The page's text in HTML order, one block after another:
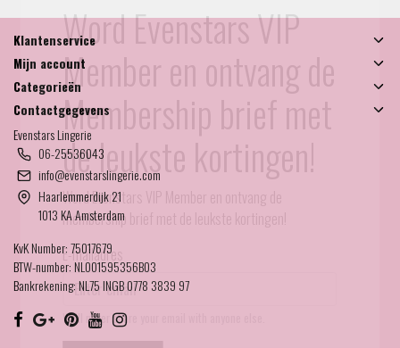
Klantenservice
Mijn account
Categorieën
Contactgegevens
Evenstars Lingerie
06-25536043
info@evenstarslingerie.com
Haarlemmerdijk 21
1013 KA Amsterdam
KvK Number: 75017679
BTW-number: NL001595356B03
Bankrekening: NL75 INGB 0778 3839 97
Word Evenstars VIP
Member en ontvang de
Membership brief met
de leukste kortingen!
Word Evenstars VIP Member en ontvang de
membership brief met de leukste kortingen!
E-mailadres
We'll never share your email with anyone else.